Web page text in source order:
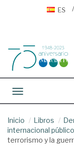
ES
Toggle navigation
Inicio Libros
internacional público
terrorismo y la